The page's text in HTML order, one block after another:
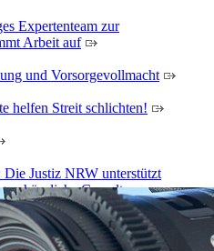
Expertenteam zur
Arbeit auf
und Vorsorgevollmacht
helfen Streit schlichten!
Justiz NRW unterstützt
häusliche Gewalt
Suizidpräventionsarbeit: JVA